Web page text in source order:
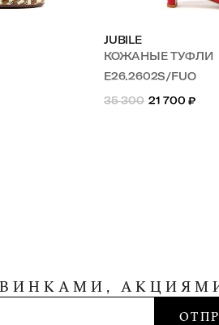
JUBILE
КОЖАНЫЕ ТУФЛИ
E26.2602S/FUO
35 300
21 700 ₽